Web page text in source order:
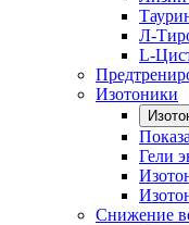
Л-
L-
Изотоники
Гели
Снижение